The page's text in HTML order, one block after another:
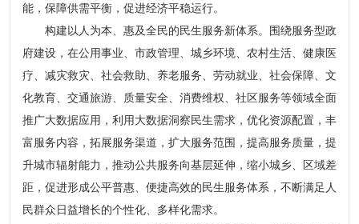
能，保障供需平衡，促进经济平稳运行。
构建以人为本、惠及全民的民生服务新体系。围绕服务型政
府建设，在公用事业、市政管理、城乡环境、农村生活、健康医
疗、减灾救灾、社会救助、养老服务、劳动就业、社会保障、文
化教育、交通旅游、质量安全、消费维权、社区服务等领域全面
推广大数据应用，利用大数据洞察民生需求，优化资源配置，丰
富服务内容，拓展服务渠道，扩大服务范围，提高服务质量，提
升城市辐射能力，推动公共服务向基层延伸，缩小城乡、区域差
距，促进形成公平普惠、便捷高效的民生服务体系，不断满足人
民群众日益增长的个性化、多样化需求。